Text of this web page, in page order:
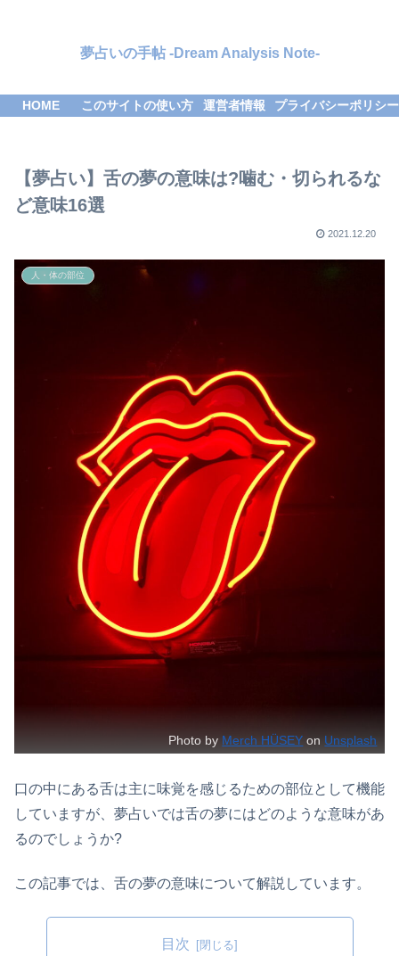
夢占いの手帖 -Dream Analysis Note-
HOME このサイトの使い方 運営者情報 プライバシーポリシー
【夢占い】舌の夢の意味は?噛む・切られるな
ど意味16選
2021.12.20
人・体の部位
Photo by Merch HÜSEY on Unsplash
口の中にある舌は主に味覚を感じるための部位として機能
していますが、夢占いでは舌の夢にはどのような意味があ
るのでしょうか?
この記事では、舌の夢の意味について解説しています。
目次